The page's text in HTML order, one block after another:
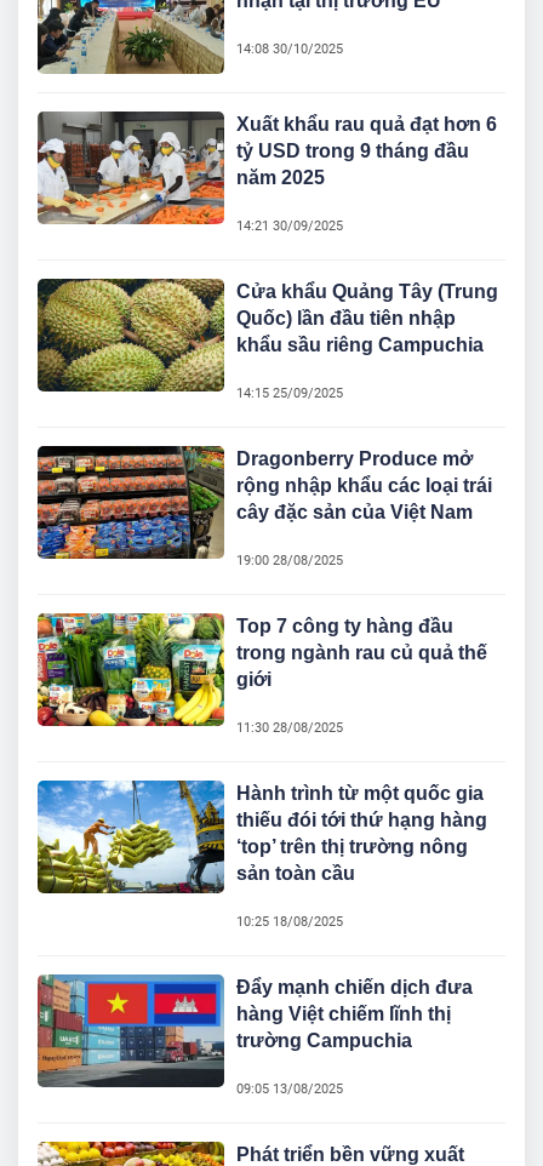
14:08 30/10/2025
Xuất khẩu rau quả đạt hơn 6
tỷ USD trong 9 tháng đầu
năm 2025
14:21 30/09/2025
Cửa khẩu Quảng Tây (Trung
Quốc) lần đầu tiên nhập
khẩu sầu riêng Campuchia
14:15 25/09/2025
Dragonberry Produce mở
rộng nhập khẩu các loại trái
cây đặc sản của Việt Nam
19:00 28/08/2025
Top 7 công ty hàng đầu
trong ngành rau củ quả thế
giới
11:30 28/08/2025
Hành trình từ một quốc gia
thiếu đói tới thứ hạng hàng
‘top’ trên thị trường nông
sản toàn cầu
10:25 18/08/2025
Đẩy mạnh chiến dịch đưa
hàng Việt chiếm lĩnh thị
trường Campuchia
09:05 13/08/2025
Phát triển bền vững xuất